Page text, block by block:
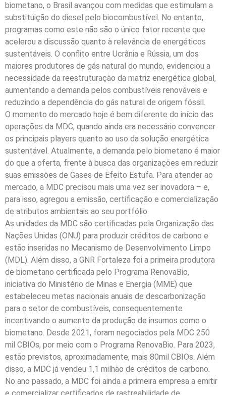
biometano, o Brasil avançou com medidas que estimulam a
substituição do diesel pelo biocombustível. No entanto,
programas como este não são o único fator recente que
acelerou a discussão quanto à relevância de energéticos
sustentáveis. O conflito entre Ucrânia e Rússia, um dos
maiores produtores de gás natural do mundo, evidenciou a
necessidade da reestruturação da matriz energética global,
aumentando a demanda pelos combustíveis renováveis e
reduzindo a dependência do gás natural de origem fóssil.
O momento do mercado hoje é bem diferente do início das
operações da MDC, quando ainda era necessário convencer
os principais players quanto ao uso da solução energética
sustentável. Atualmente, a demanda pelo biometano é maior
do que a oferta, frente à busca das organizações em reduzir
suas emissões de Gases de Efeito Estufa. Para atender ao
mercado, a MDC precisou mais uma vez ser inovadora – e,
para isso, agregou a emissão, certificação e comercialização
de atributos ambientais ao seu portfólio.
As unidades da MDC são certificadas pela Organização das
Nações Unidas (ONU) para produzir créditos de carbono e
estão inseridas no Mecanismo de Desenvolvimento Limpo
(MDL). Além disso, a GNR Fortaleza foi a primeira produtora
de biometano certificada pelo Programa RenovaBio,
iniciativa do Ministério de Minas e Energia (MME) que
estabeleceu metas nacionais anuais de descarbonização
para o setor de combustíveis, consequentemente
incentivando o aumento da produção de insumos como o
biometano. Desde 2021, foram negociados pela MDC 250
mil CBIOs, por meio com o Programa RenovaBio. Para 2023,
estão previstos, aproximadamente, mais 80mil CBIOs. Além
disso, a MDC já vendeu 1,1 milhão de créditos de carbono.
No ano passado, a MDC foi ainda a primeira empresa a emitir